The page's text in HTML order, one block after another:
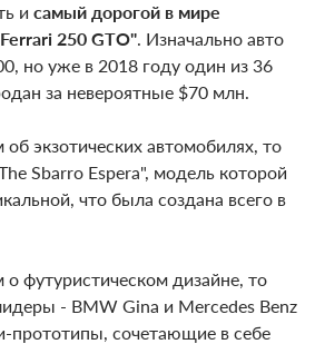
и самый дорогой в мире
250 GTO". Изначально авто
но уже в 2018 году один из 36
за невероятные $70 млн.
экзотических автомобилях, то
Sbarro Espera", модель которой
что была создана всего в
футуристическом дизайне, то
- BMW Gina и Mercedes Benz
прототипы, сочетающие в себе